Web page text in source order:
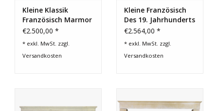
Kleine Klassik
Französisch Marmor
Kamin Verkleidung
€2.500,00 *
* exkl. MwSt. zzgl.
Versandkosten
Kleine Französisch
Des 19. Jahrhunderts
Antike Kalkstein
€2.564,00 *
* exkl. MwSt. zzgl.
Versandkosten